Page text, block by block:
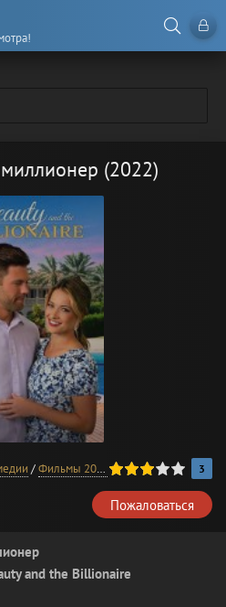
(2022)
/Фильмы 2022 года
1 2 3 4 5 3
Пожаловаться
and the Billionaire